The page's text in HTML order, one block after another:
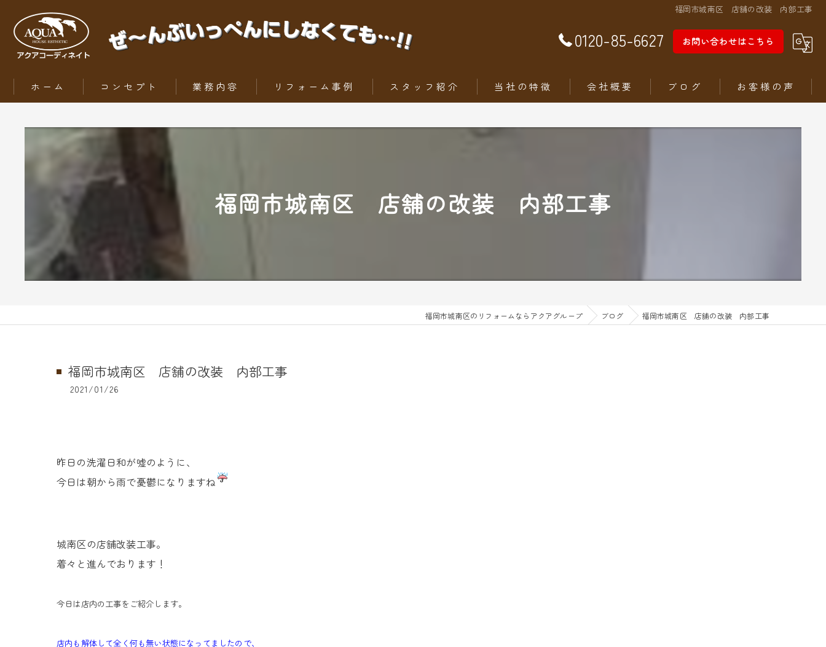
福岡市城南区 店舗の改装 内部工事
0120-85-6627 お問い合わせはこちら
ホーム コンセプト 業務内容
ZEH（ゼッチ）とは
リフォーム事例
ちょっとだけリフォーム
スタッフ紹介 当社の特徴
内装工事
会社概要 ブログ お客様の声
福岡市城南区 店舗の改装 内部工事
福岡市城南区のリフォームならアクアグループ ブログ 福岡市城南区 店舗の改装 内部工事
福岡市城南区 店舗の改装 内部工事
2021/01/26
昨日の洗濯日和が嘘のように、
今日は朝から雨で憂鬱になりますね
城南区の店舗改装工事。
着々と進んでおります！
今日は店内の工事をご紹介します。
店内も解体して全く何も無い状態になってましたので、